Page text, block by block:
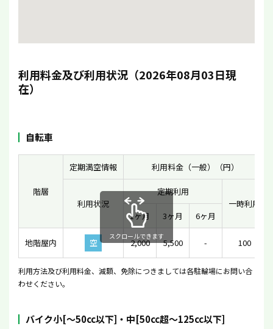
利用料金及び利用状況（2026年08月03日現
在）
自転車
階層
定期満空情報 利用料金（一般）（円）
利用状況
定期利用
一時利用
1ヶ月
3ヶ月 6ヶ月
地階屋内 空 2,000 5,500 - 100
スクロールできます
利用方法及び利用料金、減額、免除につきましては各駐輪場にお問い合
わせください。
バイク小[〜50cc以下]・中[50cc超〜125cc以下]